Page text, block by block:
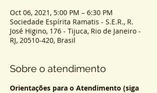
Oct 06, 2021, 5:00 PM – 6:30 PM
Sociedade Espírita Ramatis - S.E.R., R.
José Higino, 176 - Tijuca, Rio de Janeiro -
RJ, 20510-420, Brasil
Sobre o atendimento
Orientações para o Atendimento (siga